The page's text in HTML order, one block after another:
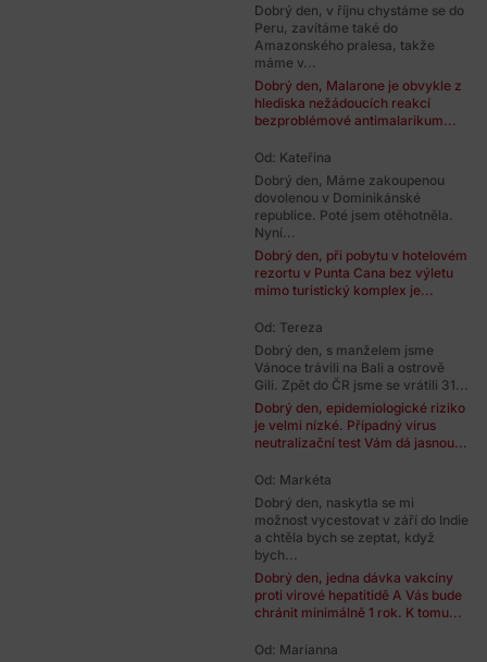
Dobrý den, v říjnu chystáme se do
Peru, zavítáme také do
Amazonského pralesa, takže
máme v...
Dobrý den, Malarone je obvykle z
hlediska nežádoucích reakcí
bezproblémové antimalarikum...
Od: Kateřina
Dobrý den, Máme zakoupenou
dovolenou v Dominikánské
republice. Poté jsem otěhotněla.
Nyní...
Dobrý den, při pobytu v hotelovém
rezortu v Punta Cana bez výletu
mimo turistický komplex je...
Od: Tereza
Dobrý den, s manželem jsme
Vánoce trávili na Bali a ostrově
Gili. Zpět do ČR jsme se vrátili 31...
Dobrý den, epidemiologické riziko
je velmi nízké. Případný virus
neutralizační test Vám dá jasnou...
Od: Markéta
Dobrý den, naskytla se mi
možnost vycestovat v září do Indie
a chtěla bych se zeptat, když
bych...
Dobrý den, jedna dávka vakcíny
proti virové hepatitidě A Vás bude
chránit minimálně 1 rok. K tomu...
Od: Marianna